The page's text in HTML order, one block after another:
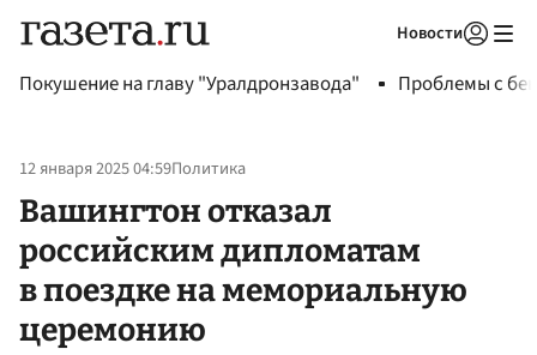
Новости
Покушение на главу "Уралдронзавода" Проблемы с
12 января 2025 04:59Политика
Вашингтон отказал
российским дипломатам
в поездке на мемориальную
церемонию